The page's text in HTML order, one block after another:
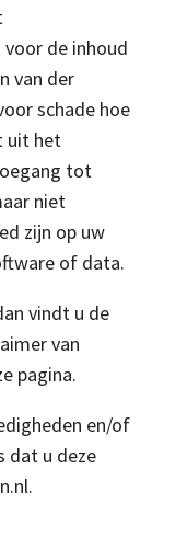
de inhoud
van der
schade hoe
uit het
tot
niet
zijn op uw
of data.
vindt u de
van
pagina.
en/of
dat u deze